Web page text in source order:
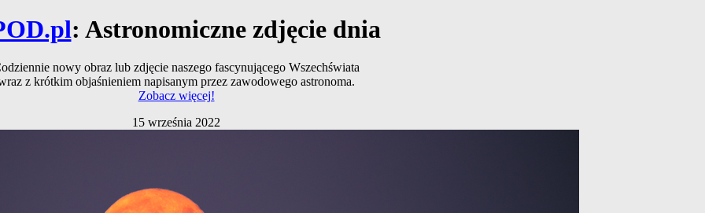
: Astronomiczne zdjęcie dnia
nowy obraz lub zdjęcie naszego fascynującego Wszechświata
z krótkim objaśnieniem napisanym przez zawodowego astronoma.
Zobacz więcej!
15 września 2022